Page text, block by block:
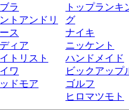
ラ
トアンドリ
ス
ィア
トリスト
ワ
ドモア
トップランキ
グ
ナイキ
ニッケント
ハンドメイド
ビックアップ
ゴルフ
ヒロマツモト